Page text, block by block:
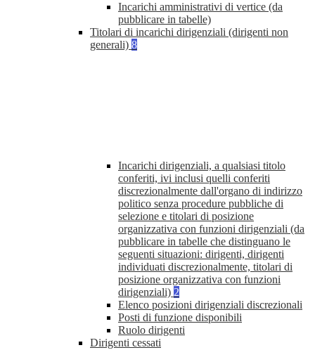
Incarichi amministrativi di vertice (da
pubblicare in tabelle)
Titolari di incarichi dirigenziali (dirigenti non
generali) 8
Incarichi dirigenziali, a qualsiasi titolo
conferiti, ivi inclusi quelli conferiti
discrezionalmente dall'organo di indirizzo
politico senza procedure pubbliche di
selezione e titolari di posizione
organizzativa con funzioni dirigenziali (da
pubblicare in tabelle che distinguano le
seguenti situazioni: dirigenti, dirigenti
individuati discrezionalmente, titolari di
posizione organizzativa con funzioni
dirigenziali) 2
Elenco posizioni dirigenziali discrezionali
Posti di funzione disponibili
Ruolo dirigenti
Dirigenti cessati